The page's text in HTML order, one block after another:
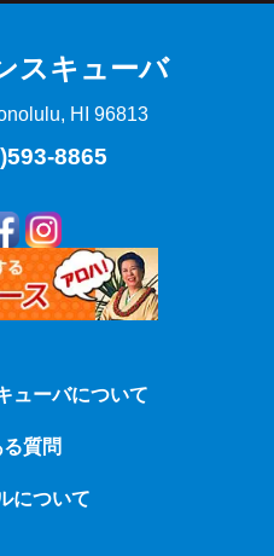
スキューバ
HI 96813
8865
ューバについて
質問
について